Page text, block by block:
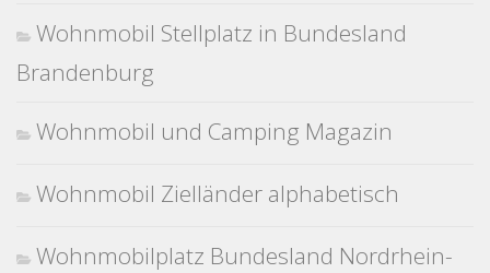
Wohnmobil Stellplatz in Bundesland
Brandenburg
Wohnmobil und Camping Magazin
Wohnmobil Zielländer alphabetisch
Wohnmobilplatz Bundesland Nordrhein-